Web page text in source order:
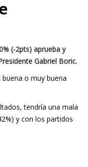
(-2pts) aprueba y
Gabriel Boric.
o muy buena
tendría una mala
y con los partidos